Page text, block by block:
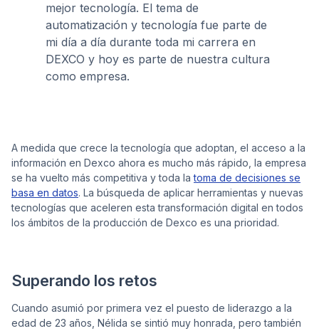
mejor tecnología. El tema de
automatización y tecnología fue parte de
mi día a día durante toda mi carrera en
DEXCO y hoy es parte de nuestra cultura
como empresa.
A medida que crece la tecnología que adoptan, el acceso a la
información en Dexco ahora es mucho más rápido, la empresa
se ha vuelto más competitiva y toda latoma de decisiones se
basa en datos. La búsqueda de aplicar herramientas y nuevas
tecnologías que aceleren esta transformación digital en todos
los ámbitos de la producción de Dexco es una prioridad.
Superando los retos
Cuando asumió por primera vez el puesto de liderazgo a la
edad de 23 años, Nélida se sintió muy honrada, pero también